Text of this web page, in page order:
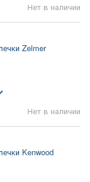
Нет в наличии
Zelmer
Нет в наличии
Kenwood